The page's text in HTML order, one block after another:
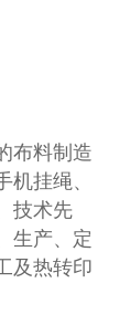
布料制造
挂绳、
技术先
生产、定
及热转印